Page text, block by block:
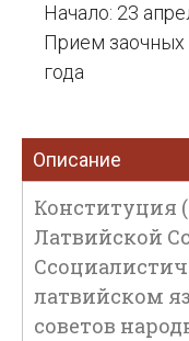
Начало: 23
Прием заочных
года
Описание
Конституция
Латвийской
латвийском
советов